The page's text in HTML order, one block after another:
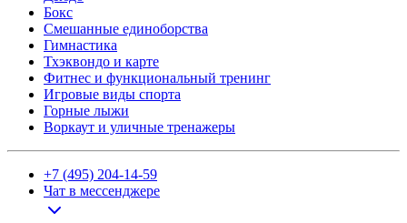
Бокс
Смешанные единоборства
Гимнастика
Тхэквондо и карте
Фитнес и функциональный тренинг
Игровые виды спорта
Горные лыжи
Воркаут и уличные тренажеры
+7 (495) 204-14-59
Чат в мессенджере